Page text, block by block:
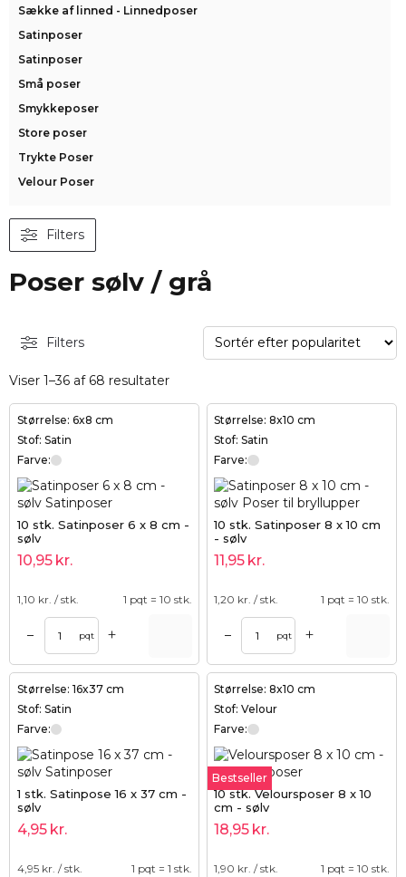
Sække af linned - Linnedposer
Satinposer
Satinposer
Små poser
Smykkeposer
Store poser
Trykte Poser
Velour Poser
Filters
Poser sølv / grå
Filters
Viser 1–36 af 68 resultater
Størrelse: 6x8 cm
Stof: Satin
Farve:
10 stk. Satinposer 6 x 8 cm -
sølv
10,95 kr.
1,10 kr. / stk. 1 pqt = 10 stk.
– pqt +
Størrelse: 8x10 cm
Stof: Satin
Farve:
10 stk. Satinposer 8 x 10 cm
- sølv
11,95 kr.
1,20 kr. / stk. 1 pqt = 10 stk.
– pqt +
Størrelse: 16x37 cm
Stof: Satin
Farve:
1 stk. Satinpose 16 x 37 cm -
sølv
4,95 kr.
4,95 kr. / stk. 1 pqt = 1 stk.
Størrelse: 8x10 cm
Stof: Velour
Farve:
Bestseller
10 stk. Veloursposer 8 x 10
cm - sølv
18,95 kr.
1,90 kr. / stk. 1 pqt = 10 stk.